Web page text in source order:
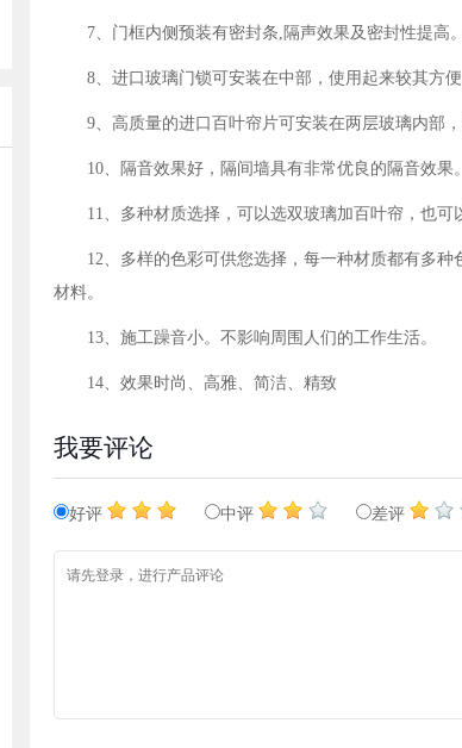
7、门框内侧预装有密封条,隔声效果及密封性提高
8、进口玻璃门锁可安装在中部，使用起来较其方便
9、高质量的进口百叶帘片可安装在两层玻璃内部，
10、隔音效果好，隔间墙具有非常优良的隔音效果。
11、多种材质选择，可以选双玻璃加百叶帘，也
12、多样的色彩可供您选择，每一种材质都有多
材料。
13、施工躁音小。不影响周围人们的工作生活。
14、效果时尚、高雅、简洁、精致
我要评论
好评 中评 差评